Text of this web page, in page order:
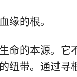
缘的根。
命的本源。它
纽带。通过寻